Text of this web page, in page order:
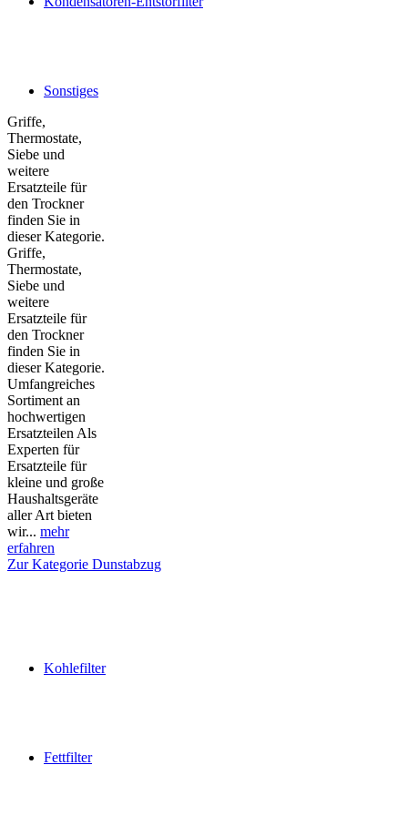
Sonstiges
Griffe,
Thermostate,
Siebe und
weitere
Ersatzteile für
den Trockner
finden Sie in
dieser Kategorie.
Griffe,
Thermostate,
Siebe und
weitere
Ersatzteile für
den Trockner
finden Sie in
dieser Kategorie.
Umfangreiches
Sortiment an
hochwertigen
Ersatzteilen Als
Experten für
Ersatzteile für
kleine und große
Haushaltsgeräte
aller Art bieten
wir... mehr
erfahren
Zur Kategorie Dunstabzug
Kohlefilter
Fettfilter